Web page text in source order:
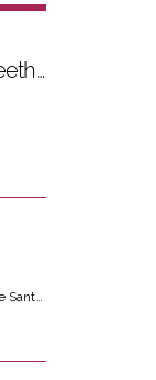
Candlelight: Mozart vs Beethoven
MISS - Museu da Imagem e do Som de Santos